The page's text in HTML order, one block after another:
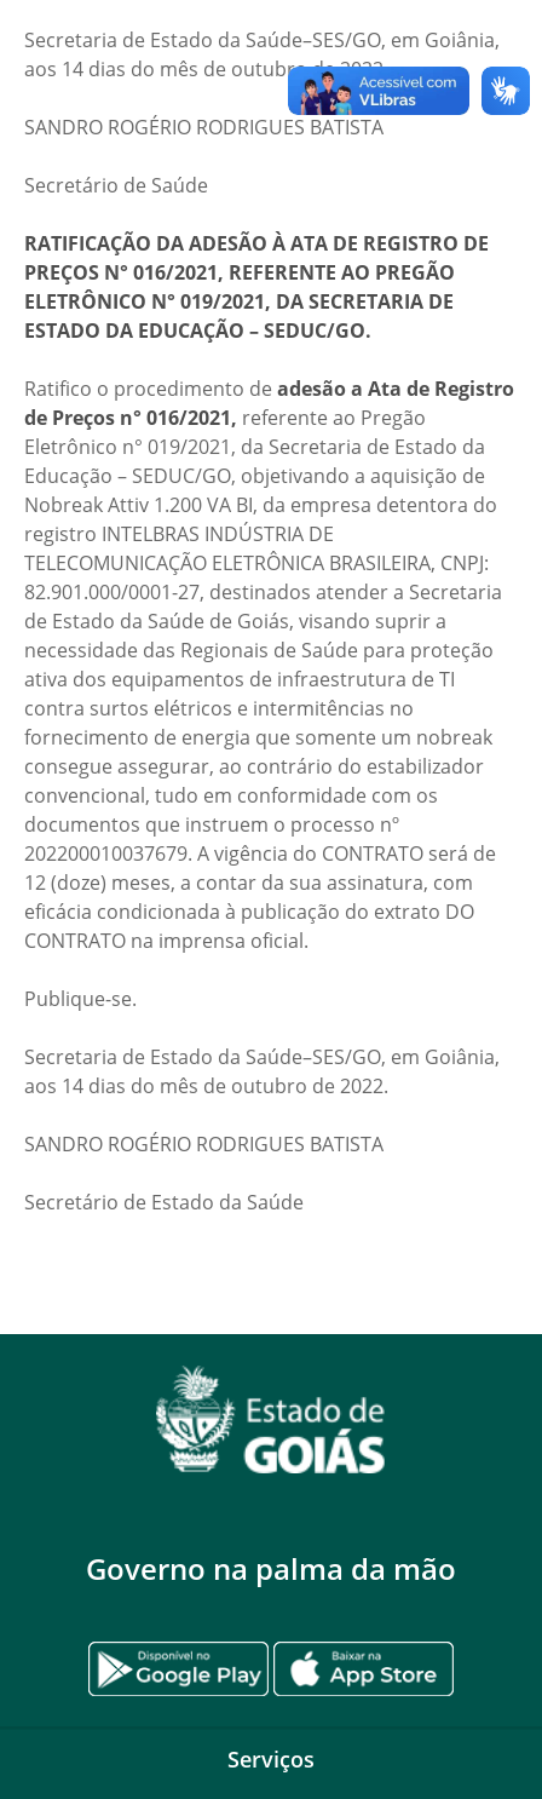
Secretaria de Estado da Saúde–SES/GO, em Goiânia,
aos 14 dias do mês de outubro de 2022.
SANDRO ROGÉRIO RODRIGUES BATISTA
Secretário de Saúde
RATIFICAÇÃO DA ADESÃO À ATA DE REGISTRO DE
PREÇOS N° 016/2021, REFERENTE AO PREGÃO
ELETRÔNICO N° 019/2021, DA SECRETARIA DE
ESTADO DA EDUCAÇÃO – SEDUC/GO.
Ratifico o procedimento de adesão a Ata de Registro
de Preços n° 016/2021, referente ao Pregão
Eletrônico n° 019/2021, da Secretaria de Estado da
Educação – SEDUC/GO, objetivando a aquisição de
Nobreak Attiv 1.200 VA BI, da empresa detentora do
registro INTELBRAS INDÚSTRIA DE
TELECOMUNICAÇÃO ELETRÔNICA BRASILEIRA, CNPJ:
82.901.000/0001-27, destinados atender a Secretaria
de Estado da Saúde de Goiás, visando suprir a
necessidade das Regionais de Saúde para proteção
ativa dos equipamentos de infraestrutura de TI
contra surtos elétricos e intermitências no
fornecimento de energia que somente um nobreak
consegue assegurar, ao contrário do estabilizador
convencional, tudo em conformidade com os
documentos que instruem o processo nº
202200010037679. A vigência do CONTRATO será de
12 (doze) meses, a contar da sua assinatura, com
eficácia condicionada à publicação do extrato DO
CONTRATO na imprensa oficial.
Publique-se.
Secretaria de Estado da Saúde–SES/GO, em Goiânia,
aos 14 dias do mês de outubro de 2022.
SANDRO ROGÉRIO RODRIGUES BATISTA
Secretário de Estado da Saúde
Governo na palma da mão
Serviços